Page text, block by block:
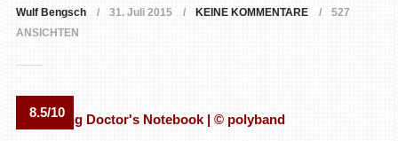
Wulf Bengsch 31. Juli 2015 KEINE KOMMENTARE
527
ANSICHTEN
8.5/10